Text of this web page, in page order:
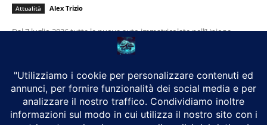
Attualità Alex Trizio
Dal 7 luglio 2026 tutte le nuove auto immatricolate nell’Unione
Europea dovranno essere dotate di un sistema di Advanced Driver
Distraction Warning, un dispositivo...